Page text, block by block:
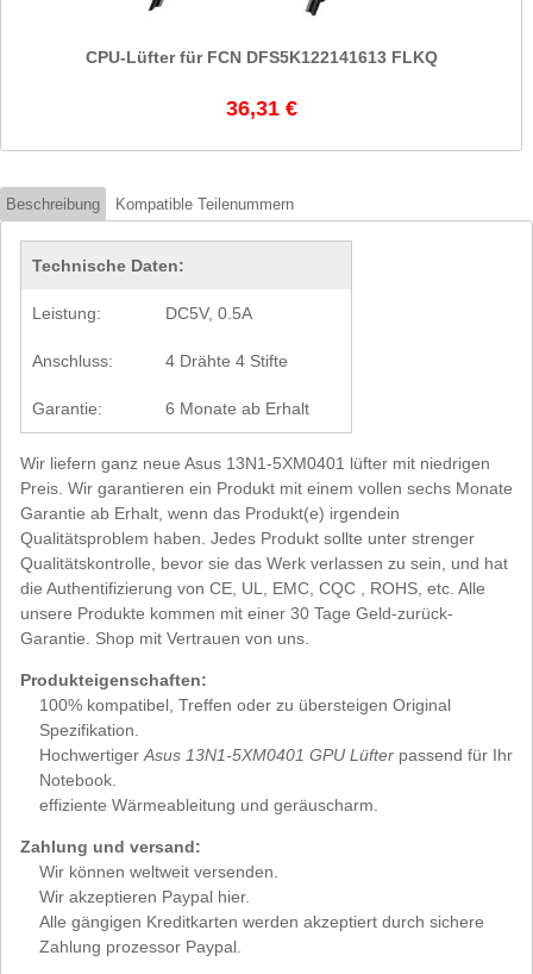
CPU-Lüfter für FCN DFS5K122141613 FLKQ
36,31 €
Beschreibung Kompatible Teilenummern
Technische Daten:
Leistung: DC5V, 0.5A
Anschluss: 4 Drähte 4 Stifte
Garantie: 6 Monate ab Erhalt
Wir liefern ganz neue Asus 13N1-5XM0401 lüfter mit niedrigen
Preis. Wir garantieren ein Produkt mit einem vollen sechs Monate
Garantie ab Erhalt, wenn das Produkt(e) irgendein
Qualitätsproblem haben. Jedes Produkt sollte unter strenger
Qualitätskontrolle, bevor sie das Werk verlassen zu sein, und hat
die Authentifizierung von CE, UL, EMC, CQC , ROHS, etc. Alle
unsere Produkte kommen mit einer 30 Tage Geld-zurück-
Garantie. Shop mit Vertrauen von uns.
Produkteigenschaften:
100% kompatibel, Treffen oder zu übersteigen Original
Spezifikation.
Hochwertiger Asus 13N1-5XM0401 GPU Lüfter passend für Ihr
Notebook.
effiziente Wärmeableitung und geräuscharm.
Zahlung und versand:
Wir können weltweit versenden.
Wir akzeptieren Paypal hier.
Alle gängigen Kreditkarten werden akzeptiert durch sichere
Zahlung prozessor Paypal.